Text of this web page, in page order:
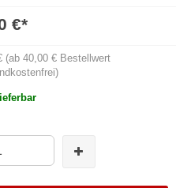
€*
(ab 40,00 € Bestellwert